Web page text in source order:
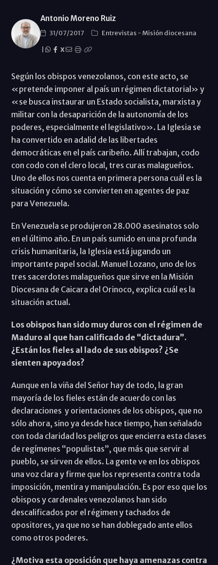
Antonio Moreno Ruiz
31/07/2017 Entrevistas - Misión diocesana
X
Según los obispos venezolanos, con este acto, se
«pretende imponer al país un régimen dictatorial» y
«se busca instaurar un Estado socialista, marxista y
militar con la desaparición de la autonomía de los
poderes, especialmente el legislativo». La Iglesia se
ha convertido en adalid de las libertades
democráticas en el país caribeño. Allí trabajan, codo
con codo con el clero local, tres curas malagueños.
Uno de ellos nos cuenta en primera persona cuál es la
situación y cómo se convierten en agentes de paz
para Venezuela.
En Venezuela se produjeron 28.000 asesinatos solo
en el último año. En un país sumido en una profunda
crisis humanitaria, la Iglesia está jugando un
importante papel social. Manuel Lozano, uno de los
tres sacerdotes malagueños que sirve en la Misión
Diocesana de Caicara del Orinoco, explica cuál es la
situación actual.
Los obispos han sido muy duros con el régimen de
Maduro al que han calificado de “dictadura”.
¿Están los fieles al lado de sus obispos? ¿Se
sienten apoyados?
Aunque en la viña del Señor hay de todo, la gran
mayoría de los fieles están de acuerdo con las
declaraciones y orientaciones de los obispos, que no
sólo ahora, sino ya desde hace tiempo, han señalado
con toda claridad los peligros que encierra esta clases
de regímenes “populistas”, que más que servir al
pueblo, se sirven de ellos. La gente ve en los obispos
una voz clara y firme que los representa contra toda
imposición, mentira y manipulación. Es por eso que los
obispos y cardenales venezolanos han sido
descalificados por el régimen y tachados de
opositores, ya que no se han doblegado ante ellos
como otros poderes.
¿Motiva esta oposición que haya amenazas contra